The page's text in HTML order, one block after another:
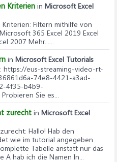
Kriterien in Microsoft Excel
: Filtern mithilfe von
365 Excel 2019 Excel
2007 Mehr......
in Microsoft Excel Tutorials
: https://eus-streaming-video-rt-
74e8-4421-a3ad-
4f35-b4b9-
Sie es...
zurecht in Microsoft Excel
: Hallo! Hab den
wie im tutorial angegeben
Tabelle anstatt nur das
A hab ich die Namen In...